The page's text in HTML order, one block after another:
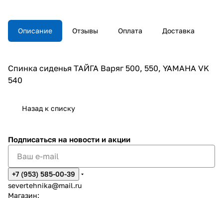
Описание Отзывы Оплата Доставка
Спинка сиденья ТАЙГА Варяг 500, 550, YAMAHA VK
540
Назад к списку
Подписаться на новости и акции
+7 (953) 585-00-39
severtehnika@mail.ru
Магазин: